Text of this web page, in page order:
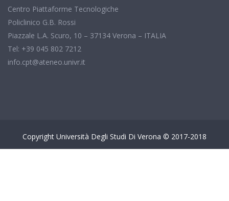
Centro Piattaforme Tecnologiche
Policlinico G.B. Rossi
Piazzale L.A. Scuro, 10 – 37134 Verona – ITALIA
Tel: +39 045 802 7212
info.cpt@ateneo.univr.it
Copyright Università Degli Studi Di Verona © 2017-2018